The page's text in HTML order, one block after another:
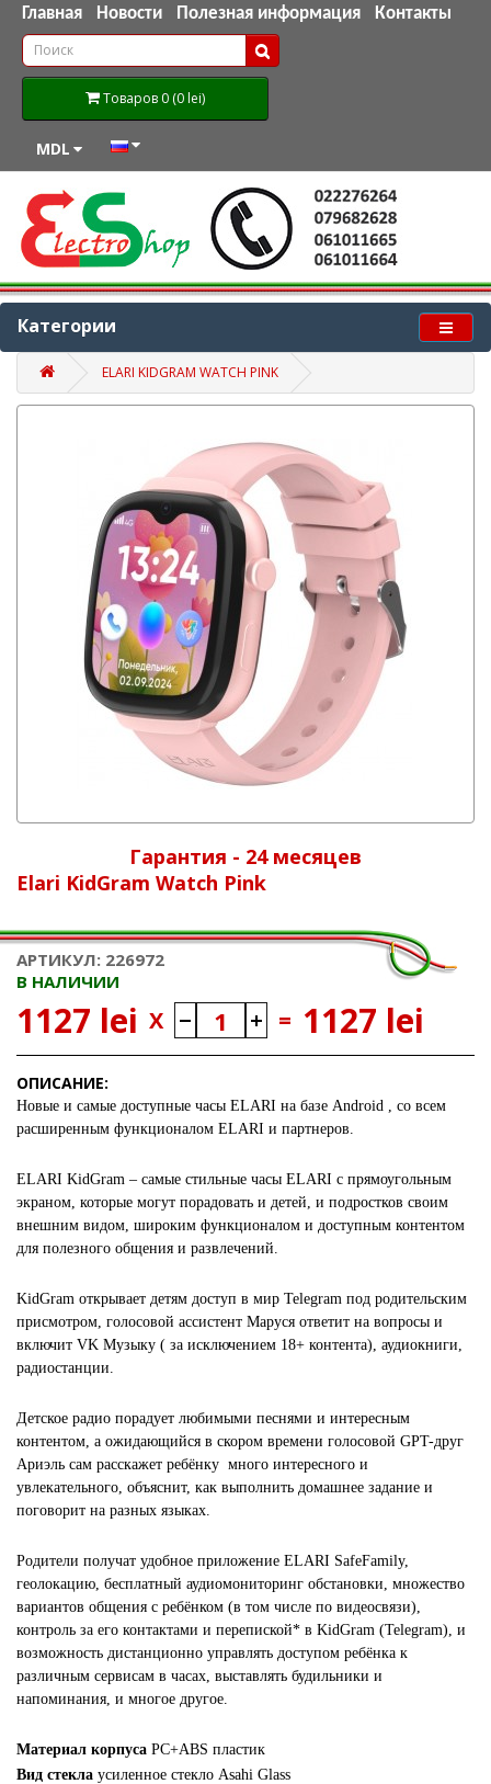
Главная Новости Полезная информация Контакты
Товаров 0 (0 lei)
MDL
Категории
ELARI KIDGRAM WATCH PINK
Гарантия - 24 месяцев
Elari KidGram Watch Pink
АРТИКУЛ: 226972
В НАЛИЧИИ
1127 lei X = 1127 lei
ОПИСАНИЕ:
Новые и самые доступные часы ELARI на базе Android , со всем
расширенным функционалом ELARI и партнеров.
ELARI KidGram – самые стильные часы ELARI с прямоугольным
экраном, которые могут порадовать и детей, и подростков своим
внешним видом, широким функционалом и доступным контентом
для полезного общения и развлечений.
KidGram открывает детям доступ в мир Telegram под родительским
присмотром, голосовой ассистент Маруся ответит на вопросы и
включит VK Музыку ( за исключением 18+ контента), аудиокниги,
радиостанции.
Детское радио порадует любимыми песнями и интересным
контентом, а ожидающийся в скором времени голосовой GPT-друг
Ариэль сам расскажет ребёнку много интересного и
увлекательного, объяснит, как выполнить домашнее задание и
поговорит на разных языках.
Родители получат удобное приложение ELARI SafeFamily,
геолокацию, бесплатный аудиомониторинг обстановки, множество
вариантов общения с ребёнком (в том числе по видеосвязи),
контроль за его контактами и перепиской* в KidGram (Telegram), и
возможность дистанционно управлять доступом ребёнка к
различным сервисам в часах, выставлять будильники и
напоминания, и многое другое.
Материал корпуса PC+ABS пластик
Вид стекла усиленное стекло Asahi Glass